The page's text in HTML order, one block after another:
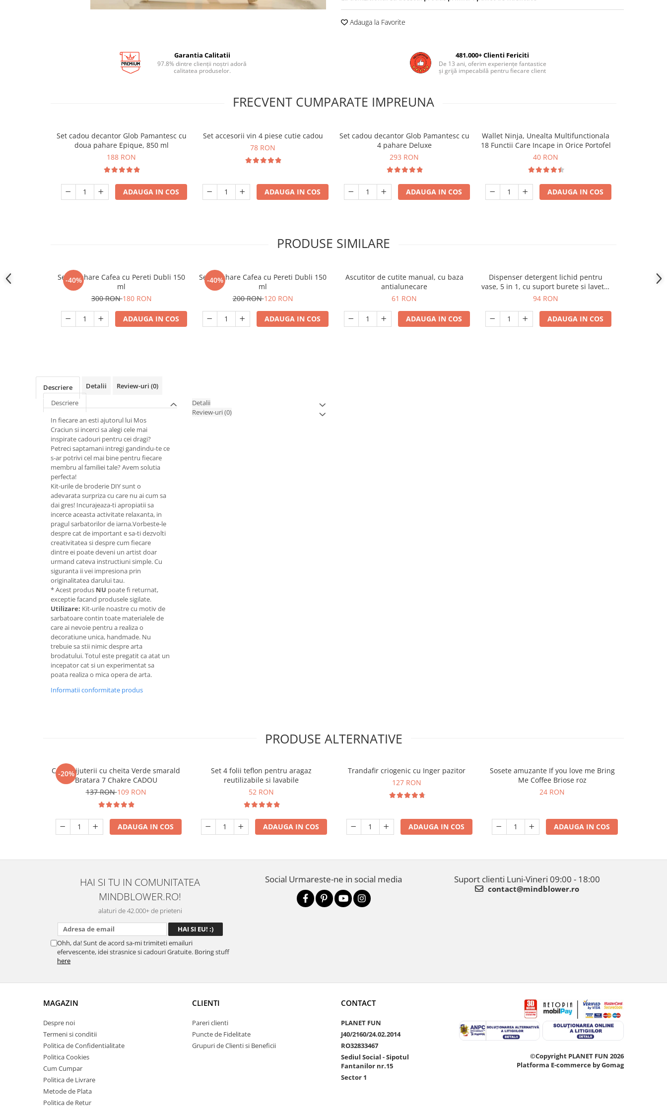
Adauga la Favorite
Garantia Calitatii
97.8% dintre clienții noștri adoră
calitatea produselor.
481.000+ Clienti Fericiti
De 13 ani, oferim experiențe fantastice
și grijă impecabilă pentru fiecare client
FRECVENT CUMPARATE IMPREUNA
Set cadou decantor Glob Pamantesc cu
doua pahare Epique, 850 ml
188 RON
ADAUGA IN COS
Set accesorii vin 4 piese cutie cadou
78 RON
ADAUGA IN COS
Set cadou decantor Glob Pamantesc cu
4 pahare Deluxe
293 RON
ADAUGA IN COS
Wallet Ninja, Unealta Multifunctionala
18 Functii Care Incape in Orice Portofel
40 RON
ADAUGA IN COS
PRODUSE SIMILARE
-40%
Set 6 Pahare Cafea cu Pereti Dubli 150
ml
300 RON180 RON
ADAUGA IN COS
-40%
Set 4 Pahare Cafea cu Pereti Dubli 150
ml
200 RON120 RON
ADAUGA IN COS
Ascutitor de cutite manual, cu baza
antialunecare
61 RON
ADAUGA IN COS
Dispenser detergent lichid pentru
vase, 5 in 1, cu suport burete si laveta,
organizator chiuveta
94 RON
ADAUGA IN COS
Suport
Descriere Detalii Review-uri (0)
Descriere
In fiecare an esti ajutorul lui Mos
Craciun si incerci sa alegi cele mai
inspirate cadouri pentru cei dragi?
Petreci saptamani intregi gandindu-te ce
s-ar potrivi cel mai bine pentru fiecare
membru al familiei tale? Avem solutia
perfecta!
Kit-urile de broderie DIY sunt o
adevarata surpriza cu care nu ai cum sa
dai gres! Incurajeaza-ti apropiatii sa
incerce aceasta activitate relaxanta, in
pragul sarbatorilor de iarna.Vorbeste-le
despre cat de important e sa-ti dezvolti
creativitatea si despre cum fiecare
dintre ei poate deveni un artist doar
urmand cateva instructiuni simple. Cu
siguranta ii vei impresiona prin
originalitatea darului tau.
* Acest produs NU poate fi returnat,
exceptie facand produsele sigilate.
Utilizare: Kit-urile noastre cu motiv de
sarbatoare contin toate materialele de
care ai nevoie pentru a realiza o
decoratiune unica, handmade. Nu
trebuie sa stii nimic despre arta
brodatului. Totul este pregatit ca atat un
incepator cat si un experimentat sa
poata realiza o mica opera de arta.
Informatii conformitate produs
Detalii
Review-uri(0)
PRODUSE ALTERNATIVE
-20%
Cutie bijuterii cu cheita Verde smarald
Bratara 7 Chakre CADOU
137 RON109 RON
ADAUGA IN COS
Set 4 folii teflon pentru aragaz
reutilizabile si lavabile
52 RON
ADAUGA IN COS
Trandafir criogenic cu Inger pazitor
127 RON
ADAUGA IN COS
Sosete amuzante If you love me Bring
Me Coffee Briose roz
24 RON
ADAUGA IN COS
HAI SI TU IN COMUNITATEA
MINDBLOWER.RO!
alaturi de 42.000+ de prieteni
Ohh, da! Sunt de acord sa-mi trimiteti emailuri
efervescente, idei strasnice si cadouri Gratuite. Boring stuff
here
Social Urmareste-ne in social media Suport clienti Luni-Vineri 09:00 - 18:00
contact@mindblower.ro
MAGAZIN
Despre noi
Termeni si conditii
Politica de Confidentialitate
Politica Cookies
Cum Cumpar
Politica de Livrare
Metode de Plata
Politica de Retur
CLIENTI
Pareri clienti
Puncte de Fidelitate
Grupuri de Clienti si Beneficii
CONTACT
PLANET FUN
J40/2160/24.02.2014
RO32833467
Sediul Social - Sipotul
Fantanilor nr.15
Sector 1
©Copyright PLANET FUN 2026
Platforma E-commerce by Gomag